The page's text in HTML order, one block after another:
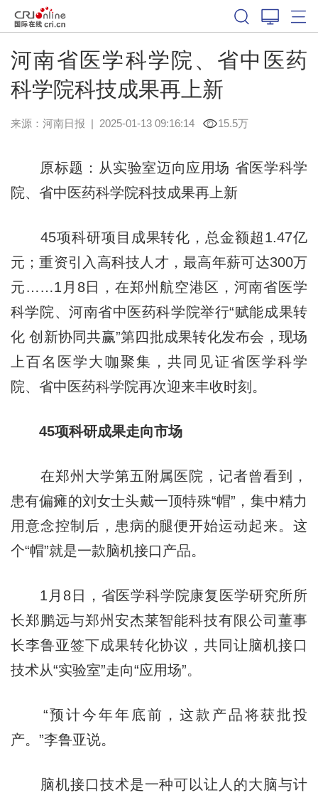
河南省医学科学院、省中医药
科学院科技成果再上新
来源： 河南日报 | 2025-01-13 09:16:14 15.5万
原标题：从实验室迈向应用场 省医学科学
院、省中医药科学院科技成果再上新
45项科研项目成果转化，总金额超1.47亿
元；重资引入高科技人才，最高年薪可达300万
元……1月8日，在郑州航空港区，河南省医学
科学院、河南省中医药科学院举行“赋能成果转
化 创新协同共赢”第四批成果转化发布会，现场
上百名医学大咖聚集，共同见证省医学科学
院、省中医药科学院再次迎来丰收时刻。
45项科研成果走向市场
在郑州大学第五附属医院，记者曾看到，
患有偏瘫的刘女士头戴一顶特殊“帽”，集中精力
用意念控制后，患病的腿便开始运动起来。这
个“帽”就是一款脑机接口产品。
1月8日，省医学科学院康复医学研究所所
长郑鹏远与郑州安杰莱智能科技有限公司董事
长李鲁亚签下成果转化协议，共同让脑机接口
技术从“实验室”走向“应用场”。
“预计今年年底前，这款产品将获批投
产。”李鲁亚说。
脑机接口技术是一种可以让人的大脑与计